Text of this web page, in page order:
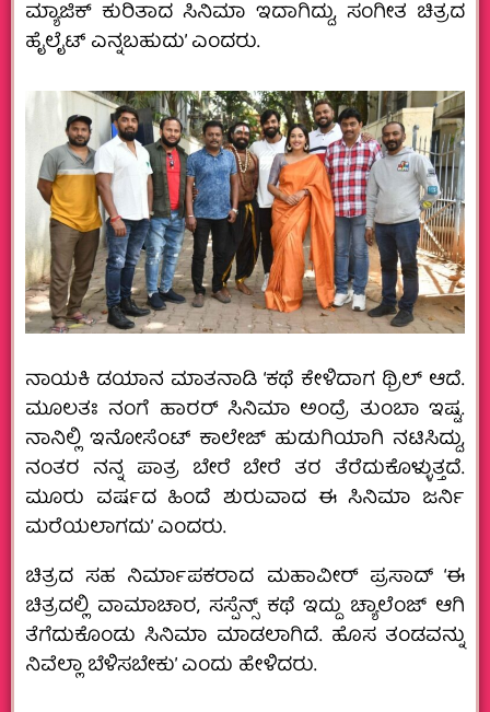
ಮ್ಯಾಜಿಕ್ ಕುರಿತಾದ ಸಿನಿಮಾ ಇದಾಗಿದ್ದು, ಸಂಗೀತ ಚಿತ್ರದ
ಹೈಲೈಟ್ ಎನ್ನಬಹುದು’ ಎಂದರು.
ನಾಯಕಿ ಡಯಾನ ಮಾತನಾಡಿ ‘ಕಥೆ ಕೇಳಿದಾಗ ಥ್ರಿಲ್ ಆದೆ.
ಮೂಲತಃ ನಂಗೆ ಹಾರರ್ ಸಿನಿಮಾ ಅಂದ್ರೆ ತುಂಬಾ ಇಷ್ಟ.
ನಾನಿಲ್ಲಿ ಇನೋಸೆಂಟ್ ಕಾಲೇಜ್ ಹುಡುಗಿಯಾಗಿ ನಟಿಸಿದ್ದು,
ನಂತರ ನನ್ನ ಪಾತ್ರ ಬೇರೆ ಬೇರೆ ತರ ತೆರೆದುಕೊಳ್ಳುತ್ತದೆ.
ಮೂರು ವರ್ಷದ ಹಿಂದೆ ಶುರುವಾದ ಈ ಸಿನಿಮಾ ಜರ್ನಿ
ಮರೆಯಲಾಗದು’ ಎಂದರು.
ಚಿತ್ರದ ಸಹ ನಿರ್ಮಾಪಕರಾದ ಮಹಾವೀರ್ ಪ್ರಸಾದ್ ‘ಈ
ಚಿತ್ರದಲ್ಲಿ ವಾಮಾಚಾರ, ಸಸ್ಪೆನ್ಸ್ ಕಥೆ ಇದ್ದು ಚ್ಯಾಲೆಂಜ್ ಆಗಿ
ತೆಗೆದುಕೊಂಡು ಸಿನಿಮಾ ಮಾಡಲಾಗಿದೆ. ಹೊಸ ತಂಡವನ್ನು
ನಿವೆಲ್ಲಾ ಬೆಳಿಸಬೇಕು’ ಎಂದು ಹೇಳಿದರು.